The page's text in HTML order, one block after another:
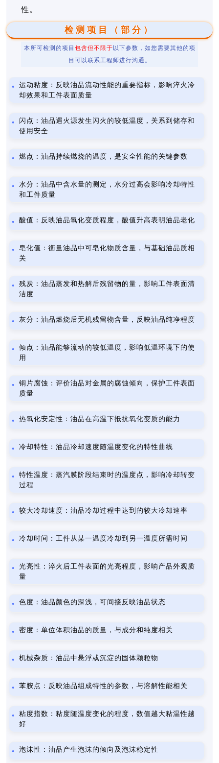
性。
检测项目（部分）
本所可检测的项目 包含但不限于 以下参数，如您需要其他的项
目可以联系工程师进行沟通。
运动粘度：反映油品流动性能的重要指标，影响淬火冷
却效果和工件表面质量
闪点：油品遇火源发生闪火的较低温度，关系到储存和
使用安全
燃点：油品持续燃烧的温度，是安全性能的关键参数
水分：油品中含水量的测定，水分过高会影响冷却特性
和工件质量
酸值：反映油品氧化变质程度，酸值升高表明油品老化
皂化值：衡量油品中可皂化物质含量，与基础油品质相
关
残炭：油品蒸发和热解后残留物的量，影响工件表面清
洁度
灰分：油品燃烧后无机残留物含量，反映油品纯净程度
倾点：油品能够流动的较低温度，影响低温环境下的使
用
铜片腐蚀：评价油品对金属的腐蚀倾向，保护工件表面
质量
热氧化安定性：油品在高温下抵抗氧化变质的能力
冷却特性：油品冷却速度随温度变化的特性曲线
特性温度：蒸汽膜阶段结束时的温度点，影响冷却转变
过程
较大冷却速度：油品冷却过程中达到的较大冷却速率
冷却时间：工件从某一温度冷却到另一温度所需时间
光亮性：淬火后工件表面的光亮程度，影响产品外观质
量
色度：油品颜色的深浅，可间接反映油品状态
密度：单位体积油品的质量，与成分和纯度相关
机械杂质：油品中悬浮或沉淀的固体颗粒物
苯胺点：反映油品组成特性的参数，与溶解性能相关
粘度指数：粘度随温度变化的程度，数值越大粘温性越
好
泡沫性：油品产生泡沫的倾向及泡沫稳定性